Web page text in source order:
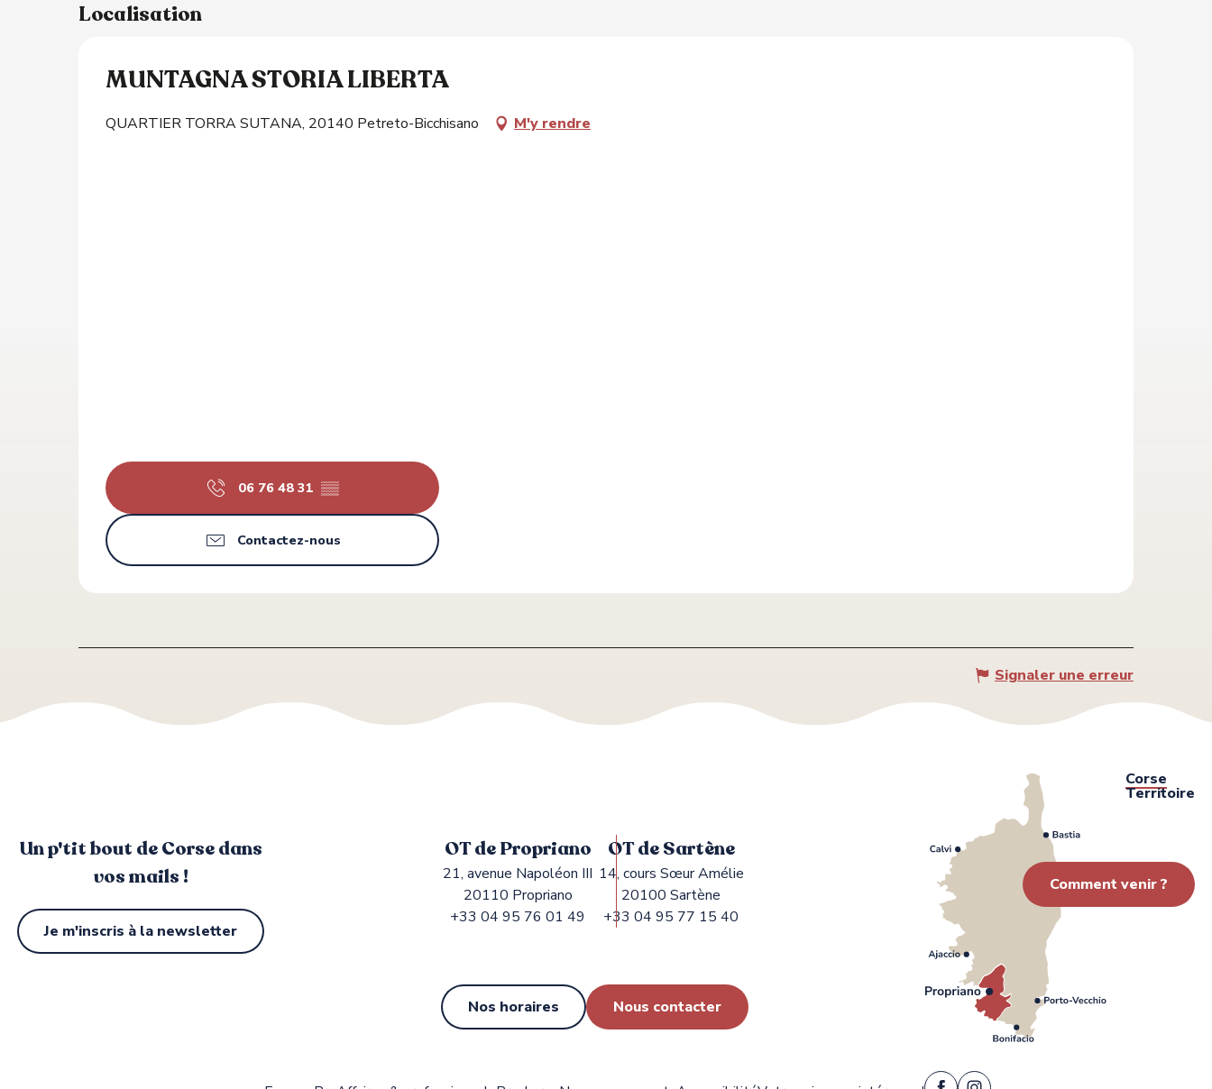
Localisation
MUNTAGNA STORIA LIBERTA
QUARTIER TORRA SUTANA, 20140 Petreto-Bicchisano M'y rendre
06 76 48 31 ▒▒
Contactez-nous
Signaler une erreur
Un p'tit bout de Corse dans
vos mails !
Je m'inscris à la newsletter
OT de Propriano
21, avenue Napoléon III
20110 Propriano
+33 04 95 76 01 49
OT de Sartène
14, cours Sœur Amélie
20100 Sartène
+33 04 95 77 15 40
Nos horaires Nous contacter
Corse
Territoire
Comment venir ?